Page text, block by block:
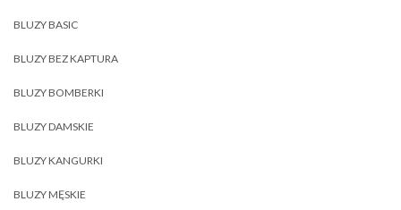
BLUZY BASIC
BLUZY BEZ KAPTURA
BLUZY BOMBERKI
BLUZY DAMSKIE
BLUZY KANGURKI
BLUZY MĘSKIE